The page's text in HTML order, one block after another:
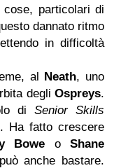
particolari di
dannato ritmo
in difficoltà
al Neath, uno
degli Ospreys.
di Senior Skills
Ha fatto crescere
Bowe o Shane
anche bastare.